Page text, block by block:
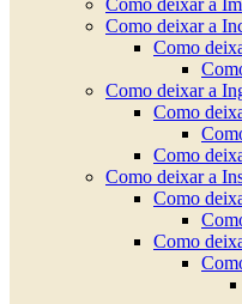
Como deixar a
Como deixar a
Como
Como deixar a
Como
Como
Como deixar a
Como
Como